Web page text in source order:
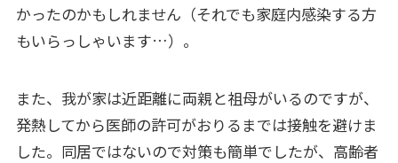
かったのかもしれません（それでも家庭内感染する方
もいらっしゃいます…）。
また、我が家は近距離に両親と祖母がいるのですが、
発熱してから医師の許可がおりるまでは接触を避けま
した。同居ではないので対策も簡単でしたが、高齢者